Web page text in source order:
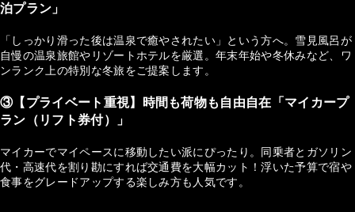
泊プラン」
「しっかり滑った後は温泉で癒やされたい」という方へ。雪見風呂が
自慢の温泉旅館やリゾートホテルを厳選。年末年始や冬休みなど、ワ
ンランク上の特別な冬旅をご提案します。
③【プライベート重視】時間も荷物も自由自在「マイカープ
ラン（リフト券付）」
マイカーでマイペースに移動したい派にぴったり。同乗者とガソリン
代・高速代を割り勘にすれば交通費を大幅カット！浮いた予算で宿や
食事をグレードアップする楽しみ方も人気です。